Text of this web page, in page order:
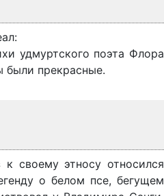
удмуртского поэта Флора
были прекрасные.
своему этносу относился
о белом псе, бегущем